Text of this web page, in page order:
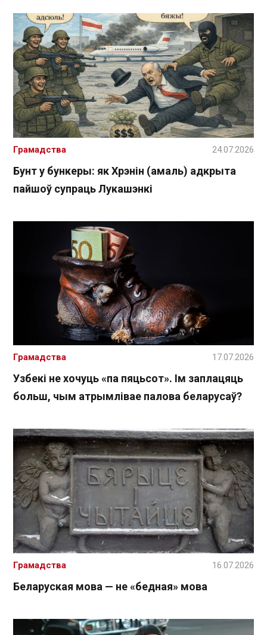
Бунт у бункеры: як Хрэнін (амаль) адкрыта
пайшоў супраць Лукашэнкі
Грамадства 24.07.2026
Узбекі не хочуць «па пяцьсот». Ім заплацяць
больш, чым атрымлівае палова беларусаў?
Грамадства 17.07.2026
Беларуская мова — не «бедная» мова
Грамадства 16.07.2026